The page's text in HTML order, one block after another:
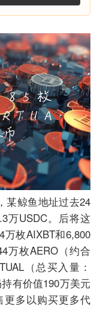
某鲸鱼地址过去24
万USDC。后将这
万枚AIXBT和6,800
万枚AERO（约合
（总买入量：
有价值190万美元
更多以购买更多代